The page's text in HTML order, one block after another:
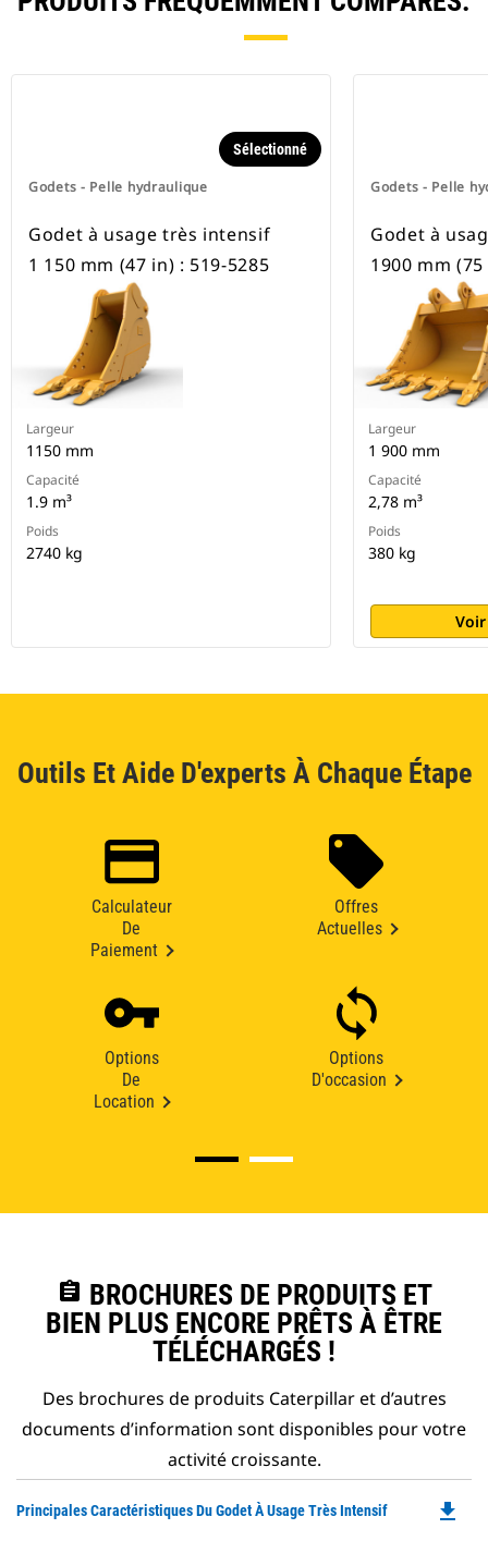
Godets - Pelle hydraulique
Sélectionné
Godet à usage très intensif
1 150 mm (47 in) : 519-5285
Largeur
1150 mm
Capacité
1.9 m³
Poids
2740 kg
Godets - Pelle
Godet à
1900 mm
Largeur
1 900 mm
Capacité
2,78 m³
Poids
380 kg
Outils Et Aide D'experts À Chaque Étape
Calculateur
De
Paiement
Offres
Actuelles
Options
De
Location
Options
D'occasion
assignment BROCHURES DE PRODUITS ET
BIEN PLUS ENCORE PRÊTS À ÊTRE
TÉLÉCHARGÉS !
Des brochures de produits Caterpillar et d’autres
documents d’information sont disponibles pour votre
activité croissante.
Principales Caractéristiques Du Godet À Usage Très Intensif file_download